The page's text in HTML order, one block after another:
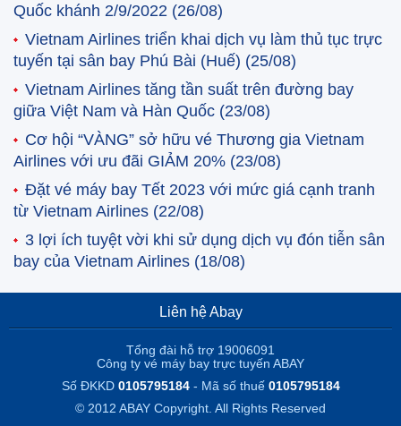
Quốc khánh 2/9/2022 (26/08)
Vietnam Airlines triển khai dịch vụ làm thủ tục trực
tuyến tại sân bay Phú Bài (Huế) (25/08)
Vietnam Airlines tăng tần suất trên đường bay
giữa Việt Nam và Hàn Quốc (23/08)
Cơ hội “VÀNG” sở hữu vé Thương gia Vietnam
Airlines với ưu đãi GIẢM 20% (23/08)
Đặt vé máy bay Tết 2023 với mức giá cạnh tranh
từ Vietnam Airlines (22/08)
3 lợi ích tuyệt vời khi sử dụng dịch vụ đón tiễn sân
bay của Vietnam Airlines (18/08)
Liên hệ Abay
Tổng đài hỗ trợ 19006091
Công ty vé máy bay trực tuyến ABAY
Số ĐKKD 0105795184- Mã số thuế 0105795184
© 2012 ABAY Copyright. All Rights Reserved